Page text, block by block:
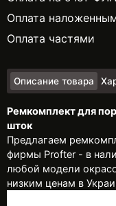
Оплата
Оплата частями
Описание товара
Ремкомплект для
шток
Предлагаем
фирмы Profter - в
любой модели
низким ценам в